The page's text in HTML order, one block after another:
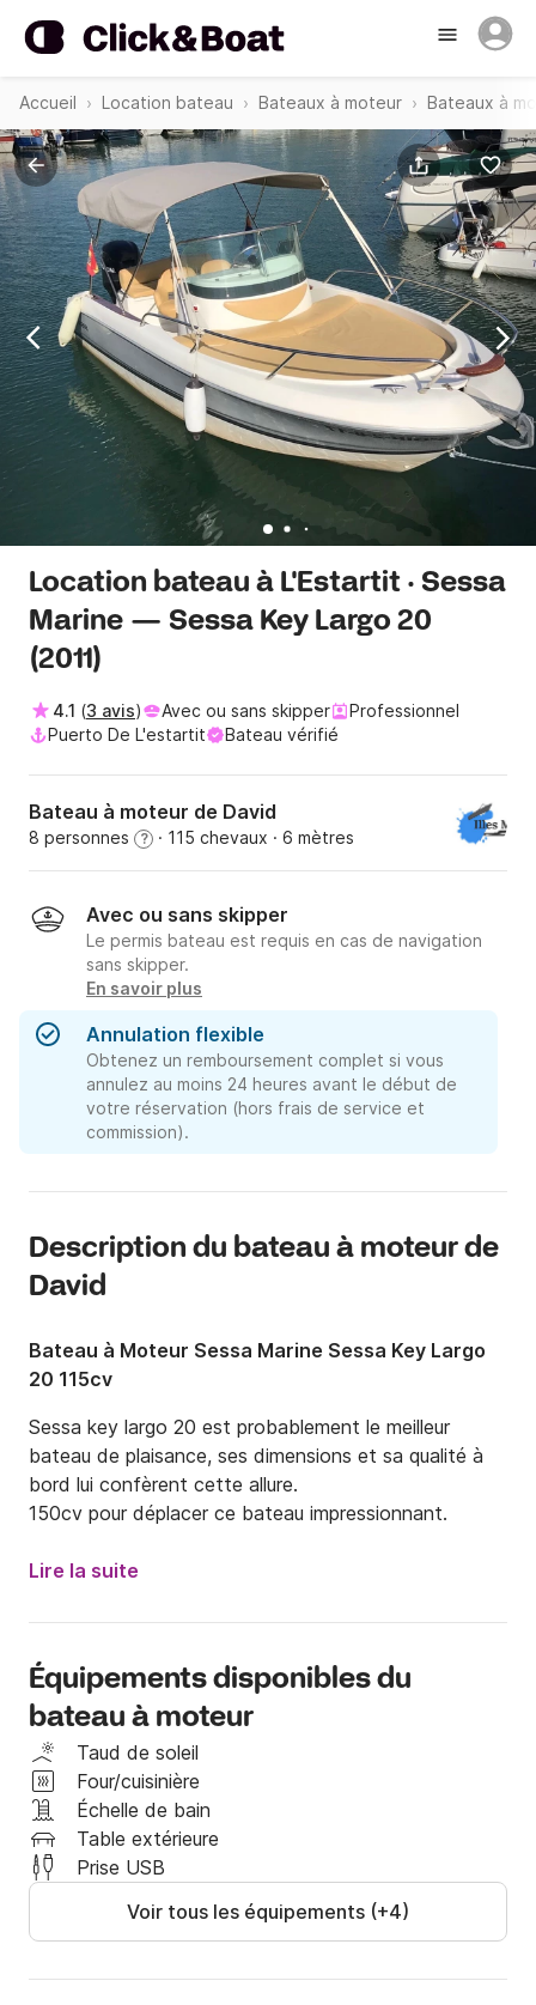
Accueil Location bateau Bateaux à moteur Bateaux à
Location bateau à L'Estartit · Sessa
Marine — Sessa Key Largo 20
(2011)
4.1 (3 avis) Avec ou sans skipper
Professionnel
Puerto De L'estartit
Bateau vérifié
Bateau à moteur de David
8 personnes ? · 115 chevaux · 6 mètres
Avec ou sans skipper
Le permis bateau est requis en cas de navigation
sans skipper.
En savoir plus
Annulation flexible
Obtenez un remboursement complet si vous
annulez au moins 24 heures avant le début de
votre réservation (hors frais de service et
commission).
Description du bateau à moteur de
David
Bateau à Moteur Sessa Marine Sessa Key Largo
20 115cv
Sessa key largo 20 est probablement le meilleur
bateau de plaisance, ses dimensions et sa qualité à
bord lui confèrent cette allure.
150cv pour déplacer ce bateau impressionnant.
Lire la suite
Équipements disponibles du
bateau à moteur
Taud de soleil
Four/cuisinière
Échelle de bain
Table extérieure
Prise USB
Voir tous les équipements (+4)